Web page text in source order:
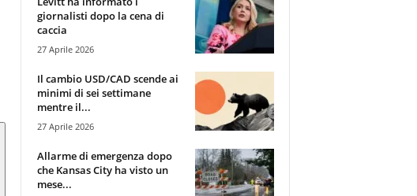
giornalisti dopo la cena di
caccia
27 Aprile 2026
Il cambio USD/CAD scende ai
minimi di sei settimane
mentre il...
27 Aprile 2026
Allarme di emergenza dopo
che Kansas City ha visto un
mese...